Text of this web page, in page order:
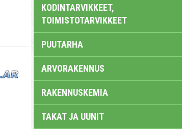
KODINTARVIKKEET,
TOIMISTOTARVIKKEET
PUUTARHA
ARVORAKENNUS
RAKENNUSKEMIA
TAKAT JA UUNIT